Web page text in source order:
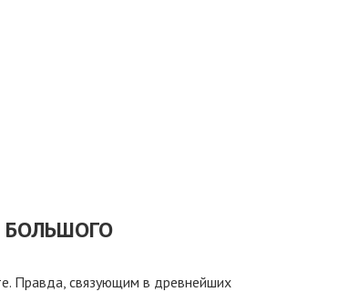
БОЛЬШОГО
Правда, связующим в древнейших